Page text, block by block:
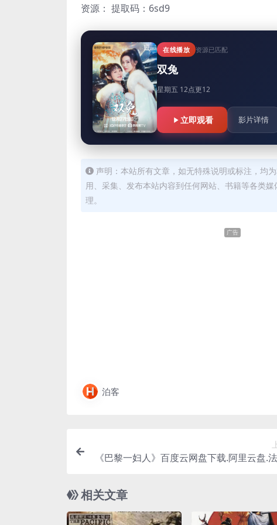
资源： 提取码：6sd9
在线播放 资源已匹配
双兔
星期五 12点更12
立即观看 影片详情
声明：本站所有文章，如无特殊说明或标注，均
用、采集、发布本站内容到任何网站、书籍等各类
理。
广告
泊客
《巴黎一妇人》百度云网盘下载.阿里云盘.
相关文章